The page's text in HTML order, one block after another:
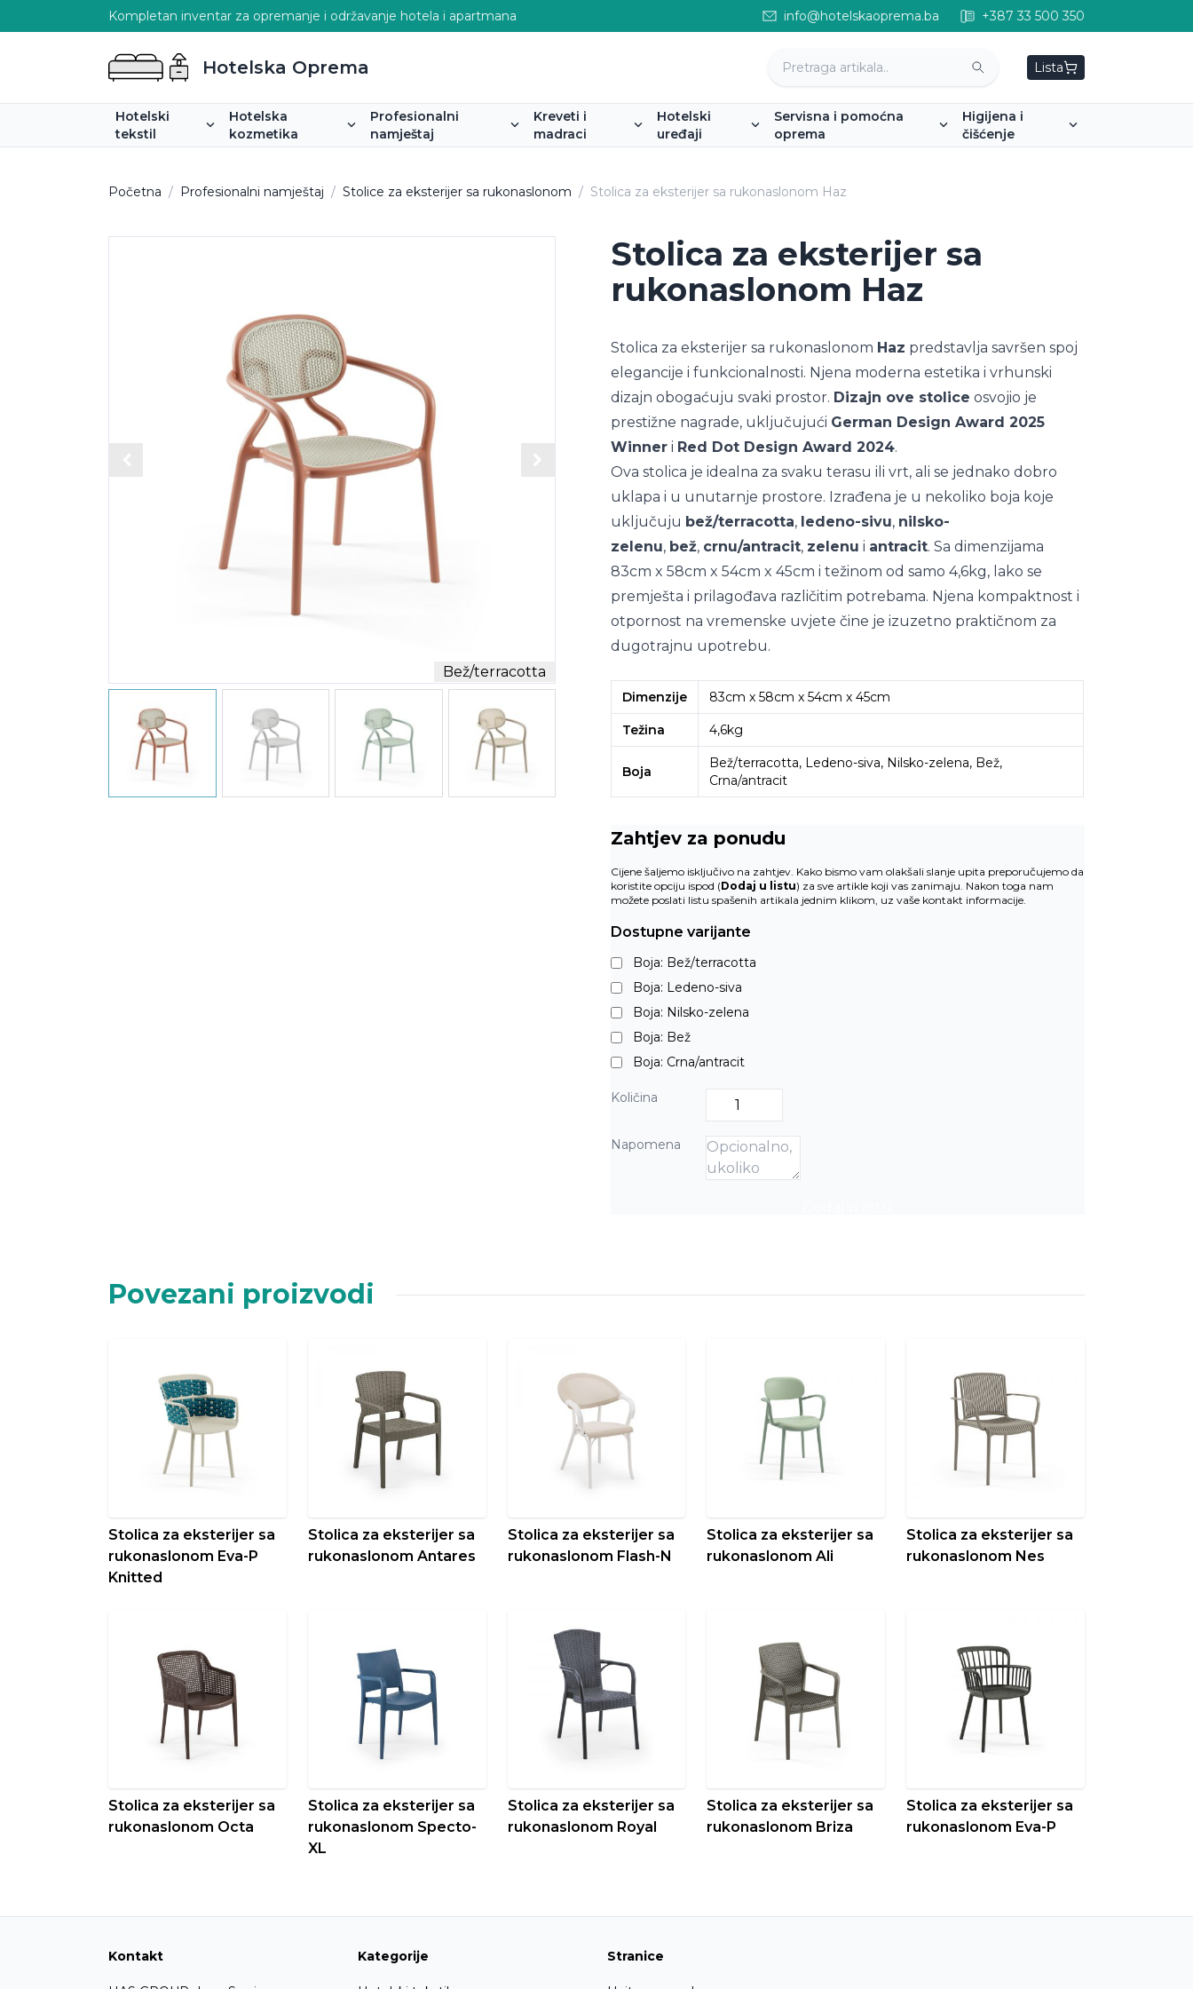
Kompletan inventar za opremanje i održavanje hotela i apartmana info@hotelskaoprema.ba +387 33 500 350
Hotelska Oprema Lista
Hotelski
tekstil
Hotelska
kozmetika
Profesionalni
namještaj
Kreveti i
madraci
Hotelski
uređaji
Servisna i pomoćna
oprema
Higijena i
čišćenje
Početna / Profesionalni namještaj / Stolice za eksterijer sa rukonaslonom / Stolica za eksterijer sa rukonaslonom Haz
Bež/terracotta
Stolica za eksterijer sa
rukonaslonom Haz
Stolica za eksterijer sa rukonaslonom Haz predstavlja savršen spoj
elegancije i funkcionalnosti. Njena moderna estetika i vrhunski
dizajn obogaćuju svaki prostor. Dizajn ove stolice osvojio je
prestižne nagrade, uključujući German Design Award 2025
Winneri Red Dot Design Award 2024.
Ova stolica je idealna za svaku terasu ili vrt, ali se jednako dobro
uklapa i u unutarnje prostore. Izrađena je u nekoliko boja koje
uključuju bež/terracotta, ledeno-sivu, nilsko-
zelenu, bež, crnu/antracit, zelenu i antracit. Sa dimenzijama
83cm x 58cm x 54cm x 45cm i težinom od samo 4,6kg, lako se
premješta i prilagođava različitim potrebama. Njena kompaktnost i
otpornost na vremenske uvjete čine je izuzetno praktičnom za
dugotrajnu upotrebu.
Dimenzije 83cm x 58cm x 54cm x 45cm
Težina 4,6kg
Boja
Bež/terracotta, Ledeno-siva, Nilsko-zelena, Bež,
Crna/antracit
Zahtjev za ponudu
Cijene šaljemo isključivo na zahtjev. Kako bismo vam olakšali slanje upita preporučujemo da
koristite opciju ispod (Dodaj u listu) za sve artikle koji vas zanimaju. Nakon toga nam
možete poslati listu spašenih artikala jednim klikom, uz vaše kontakt informacije.
Dostupne varijante
Boja: Bež/terracotta
Boja: Ledeno-siva
Boja: Nilsko-zelena
Boja: Bež
Boja: Crna/antracit
Količina
Napomena
Povezani proizvodi
Stolica za eksterijer sa
rukonaslonom Eva-P
Knitted
Stolica za eksterijer sa
rukonaslonom Antares
Stolica za eksterijer sa
rukonaslonom Flash-N
Stolica za eksterijer sa
rukonaslonom Ali
Stolica za eksterijer sa
rukonaslonom Nes
Stolica za eksterijer sa
rukonaslonom Octa
Stolica za eksterijer sa
rukonaslonom Specto-
XL
Stolica za eksterijer sa
rukonaslonom Royal
Stolica za eksterijer sa
rukonaslonom Briza
Stolica za eksterijer sa
rukonaslonom Eva-P
Kontakt Kategorije Stranice